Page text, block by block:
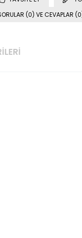
(0) VE CEVAPLAR